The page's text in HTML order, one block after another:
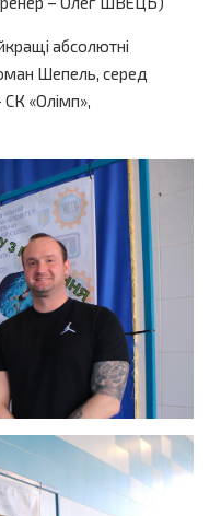
абсолютні
Шепель, серед
«Олімп»,